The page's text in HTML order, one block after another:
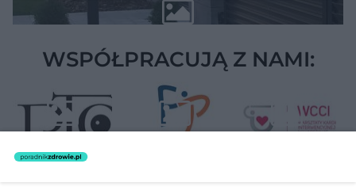
WSPÓŁPRACUJĄ Z NAMI: